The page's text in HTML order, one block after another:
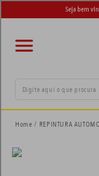
Seja bem
REPINTURA
termos mais